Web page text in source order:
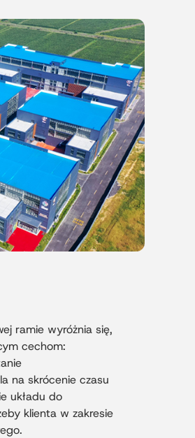
ramie wyróżnia się,
cechom:
na skrócenie czasu
układu do
klienta w zakresie